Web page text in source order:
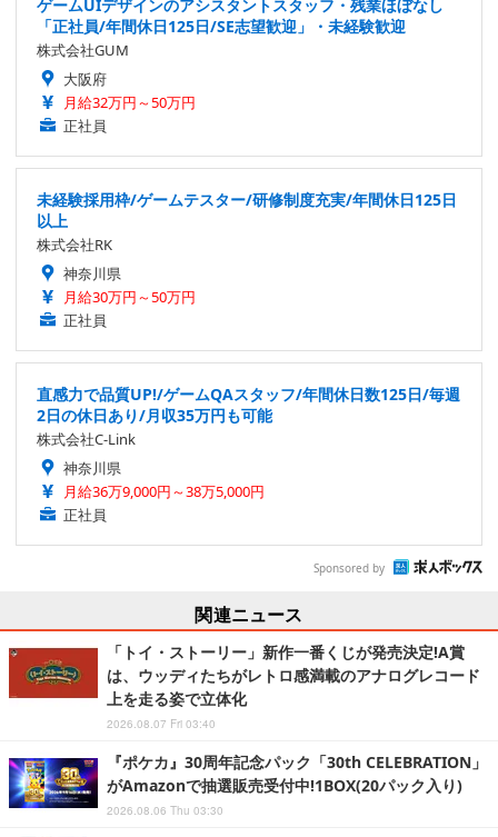
ゲームUIデザインのアシスタントスタッフ・残業ほぼなし
「正社員/年間休日125日/SE志望歓迎」・未経験歓迎
株式会社GUM
大阪府
月給32万円～50万円
正社員
未経験採用枠/ゲームテスター/研修制度充実/年間休日125日
以上
株式会社RK
神奈川県
月給30万円～50万円
正社員
直感力で品質UP!/ゲームQAスタッフ/年間休日数125日/毎週
2日の休日あり/月収35万円も可能
株式会社C-Link
神奈川県
月給36万9,000円～38万5,000円
正社員
Sponsored by
関連ニュース
「トイ・ストーリー」新作一番くじが発売決定!A賞
は、ウッディたちがレトロ感満載のアナログレコード
上を走る姿で立体化
2026.08.07 Fri 03:40
『ポケカ』30周年記念パック「30th CELEBRATION」
がAmazonで抽選販売受付中!1BOX(20パック入り)
2026.08.06 Thu 03:30